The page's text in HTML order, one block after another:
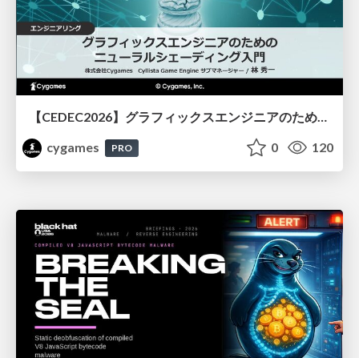
【CEDEC2026】グラフィックスエンジニアのためのニューラルシェーディング入門
cygames
PRO 0 120